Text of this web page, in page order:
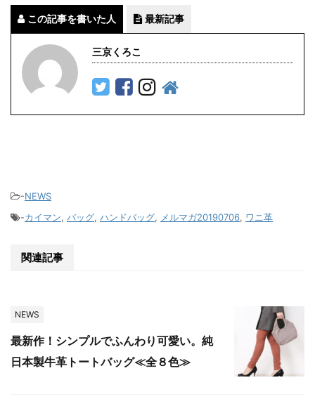
この記事を書いた人 最新記事
三京くろこ
-NEWS
-カイマン, バッグ, ハンドバッグ, メルマガ20190706, ワニ革
関連記事
NEWS
最新作！シンプルでふんわり可愛い。純
日本製牛革トートバッグ≪全８色≫